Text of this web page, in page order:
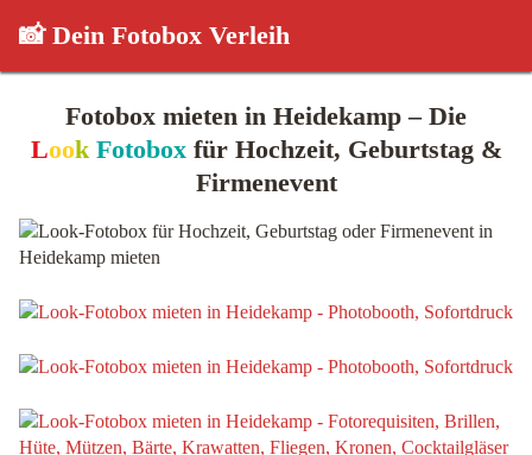
📸 Dein Fotobox Verleih
Fotobox mieten in Heidekamp – Die
Look Fotoboxfür Hochzeit, Geburtstag &
Firmenevent